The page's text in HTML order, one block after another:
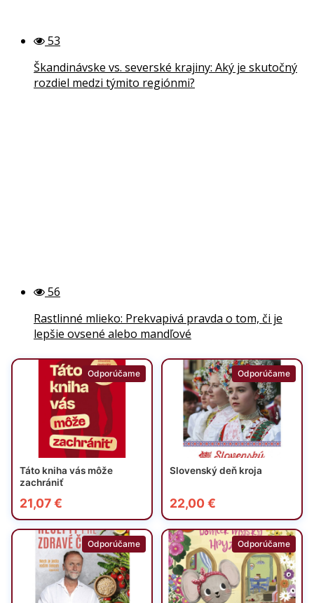
53
Škandinávske vs. severské krajiny: Aký je skutočný
rozdiel medzi týmito regiónmi?
56
Rastlinné mlieko: Prekvapivá pravda o tom, či je
lepšie ovsené alebo mandľové